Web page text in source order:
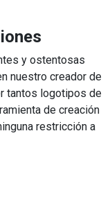
y ostentosas
nuestro creador de
tantos logotipos de
de creación
restricción a